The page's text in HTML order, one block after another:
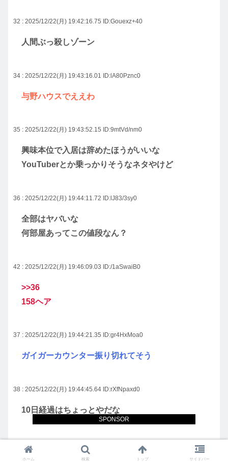
SPONSOR
32 : 2025/12/22(月) 19:42:16.75 ID:Gouexz+40
人間ぶっ殺しゾーン
34 : 2025/12/22(月) 19:43:16.01 ID:lA80Pznc0
与野ハウスでええわ
35 : 2025/12/22(月) 19:43:52.15 ID:9mtVd/nm0
興味本位で入居は辞めたほうがいいな
YouTuberとか乗っかりそうなネタやけど
36 : 2025/12/22(月) 19:44:11.72 ID:lJ83/3sy0
全部はヤバいな
何部屋あってこの値段なん？
42 : 2025/12/22(月) 19:46:09.03 ID:/1aSwaiB0
>>36
158ヘア
37 : 2025/12/22(月) 19:44:21.35 ID:gr4HxMoa0
ガイガーカウンター振り切れてそう
38 : 2025/12/22(月) 19:44:45.64 ID:rXfNpaxd0
10日経過はちょっとやだな
ホーム 検索 トップ サイドバー